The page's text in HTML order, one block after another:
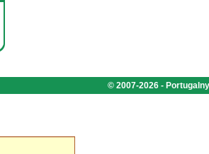
© 2007-2026 -